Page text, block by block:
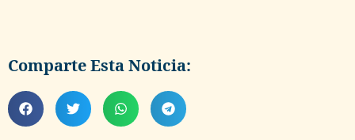
Comparte Esta Noticia: